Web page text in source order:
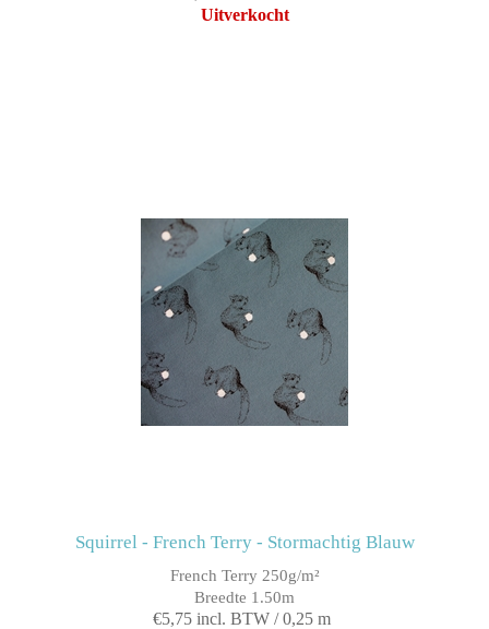
Uitverkocht
Squirrel - French Terry - Stormachtig Blauw
French Terry 250g/m²
Breedte 1.50m
€5,75 incl. BTW / 0,25 m